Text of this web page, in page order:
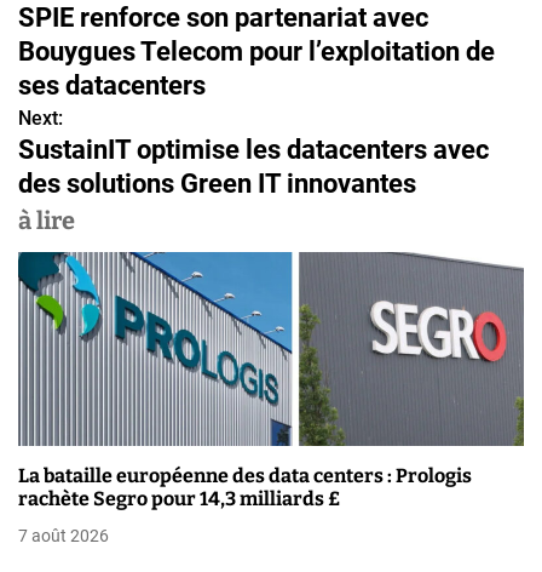
a
v
i
g
a
t
d
e
l
SPIE renforce son partenariat avec
Bouygues Telecom pour l’exploitation de
ses datacenters
Next:
SustainIT optimise les datacenters avec
des solutions Green IT innovantes
à lire
La bataille européenne des data centers : Prologis
rachète Segro pour 14,3 milliards £
7 août 2026